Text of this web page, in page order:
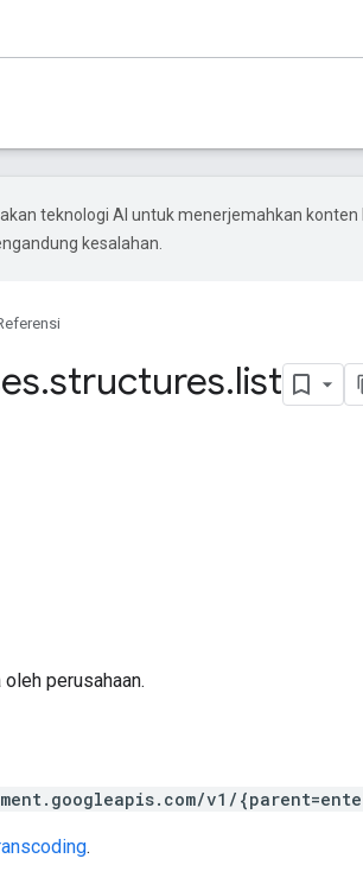
teknologi AI untuk menerjemahkan konten
kesalahan.
.structures.list
perusahaan.
v1/
.